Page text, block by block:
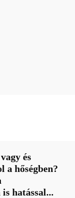
és
a hőségben?
hatással...